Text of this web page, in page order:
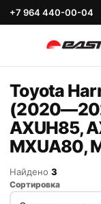
+7 964 440-00-04
Toyota
AXUH85,
MXUA80,
Найдено 3
Сортировка